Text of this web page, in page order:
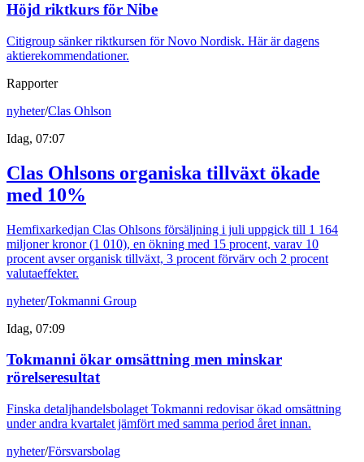
Höjd riktkurs för Nibe
Citigroup sänker riktkursen för Novo Nordisk. Här är dagens
aktierekommendationer.
Rapporter
nyheter/Clas Ohlson
Idag, 07:07
Clas Ohlsons organiska tillväxt ökade
med 10%
Hemfixarkedjan Clas Ohlsons försäljning i juli uppgick till 1 164
miljoner kronor (1 010), en ökning med 15 procent, varav 10
procent avser organisk tillväxt, 3 procent förvärv och 2 procent
valutaeffekter.
nyheter/Tokmanni Group
Idag, 07:09
Tokmanni ökar omsättning men minskar
rörelseresultat
Finska detaljhandelsbolaget Tokmanni redovisar ökad omsättning
under andra kvartalet jämfört med samma period året innan.
nyheter/Försvarsbolag